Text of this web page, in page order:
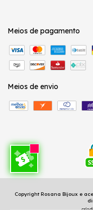
Meios de pagamento
Meios de envio
Copyright Rosana Bijoux e